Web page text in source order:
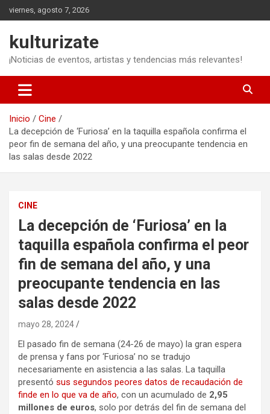
Saltar
al
viernes, agosto 7, 2026
kulturizate
¡Noticias de eventos, artistas y tendencias más relevantes!
Inicio
Cine
La decepción de ‘Furiosa’ en la taquilla española confirma el
peor fin de semana del año, y una preocupante tendencia en
las salas desde 2022
CINE
La decepción de ‘Furiosa’ en la
taquilla española confirma el peor
fin de semana del año, y una
preocupante tendencia en las
salas desde 2022
mayo 28, 2024
El pasado fin de semana (24-26 de mayo) la gran espera
de prensa y fans por ‘Furiosa’ no se tradujo
necesariamente en asistencia a las salas. La taquilla
presentó sus segundos peores datos de recaudación de
finde en lo que va de año, con un acumulado de 2,95
millones de euros, solo por detrás del fin de semana del